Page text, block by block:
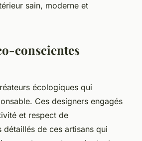
sain, moderne et
conscientes
écologiques qui
Ces designers engagés
et respect de
détaillés de ces artisans qui